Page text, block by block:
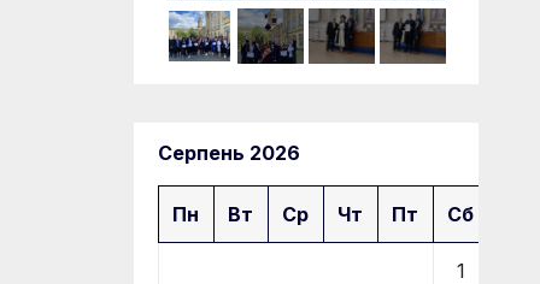
Серпень 2026
Пн Вт Ср Чт Пт Сб
1